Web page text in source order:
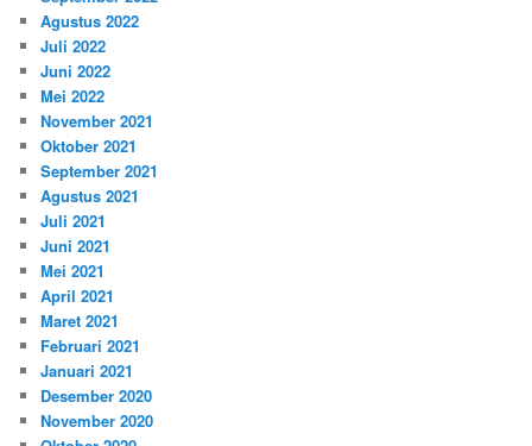
Agustus 2022
Juli 2022
Juni 2022
Mei 2022
November 2021
Oktober 2021
September 2021
Agustus 2021
Juli 2021
Juni 2021
Mei 2021
April 2021
Maret 2021
Februari 2021
Januari 2021
Desember 2020
November 2020